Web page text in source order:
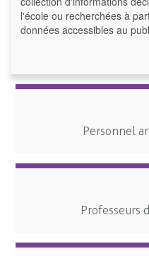
l'école ou recherchées à
données accessibles au
Personnel
Professeurs